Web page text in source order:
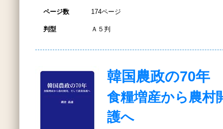
ページ数 174ページ
判型 Ａ５判
韓国農政の70年
食糧増産から農村
護へ